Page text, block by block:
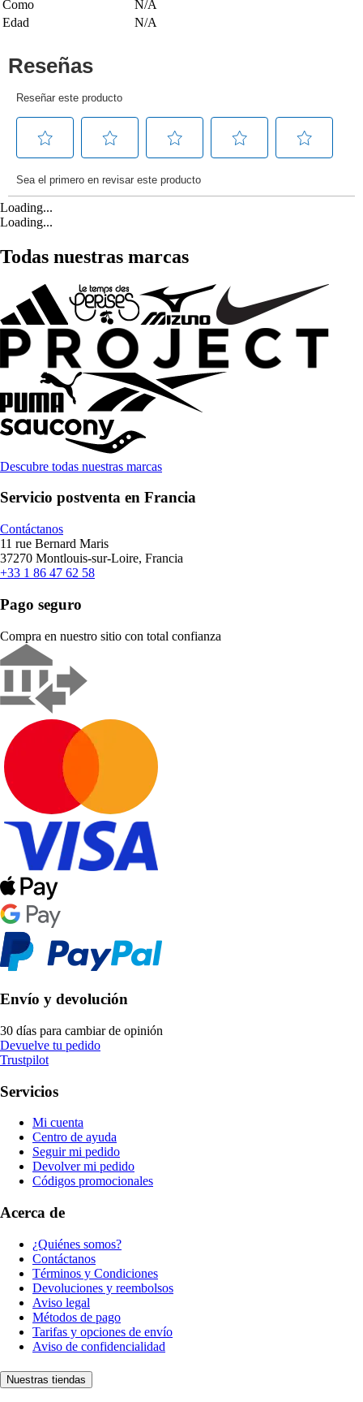
Como
N/A
Edad
N/A
Loading...
Loading...
Todas nuestras marcas
Descubre todas nuestras marcas
Servicio postventa en Francia
Contáctanos
11 rue Bernard Maris
37270 Montlouis-sur-Loire, Francia
+33 1 86 47 62 58
Pago seguro
Compra en nuestro sitio con total confianza
Envío y devolución
30 días para cambiar de opinión
Devuelve tu pedido
Trustpilot
Servicios
Mi cuenta
Centro de ayuda
Seguir mi pedido
Devolver mi pedido
Códigos promocionales
Acerca de
¿Quiénes somos?
Contáctanos
Términos y Condiciones
Devoluciones y reembolsos
Aviso legal
Métodos de pago
Tarifas y opciones de envío
Aviso de confidencialidad
Nuestras tiendas